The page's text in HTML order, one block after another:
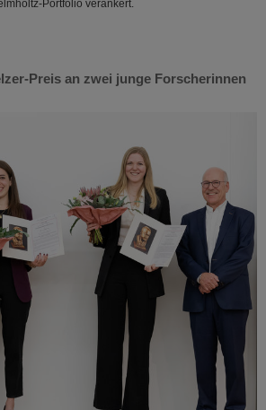
Portfolio verankert.
Preis an zwei junge Forscherinnen